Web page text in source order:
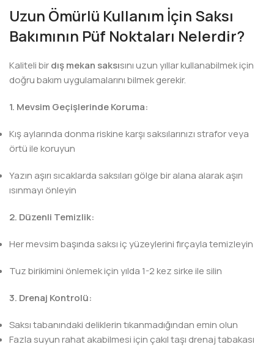
Uzun Ömürlü Kullanım İçin Saksı
Bakımının Püf Noktaları Nelerdir?
Kaliteli birdış mekan saksısını uzun yıllar kullanabilmek için
doğru bakım uygulamalarını bilmek gerekir.
1. Mevsim Geçişlerinde Koruma:
Kış aylarında donma riskine karşı saksılarınızı strafor veya
örtü ile koruyun
Yazın aşırı sıcaklarda saksıları gölge bir alana alarak aşırı
ısınmayı önleyin
2. Düzenli Temizlik:
Her mevsim başında saksı iç yüzeylerini fırçayla temizleyin
Tuz birikimini önlemek için yılda 1-2 kez sirke ile silin
3. Drenaj Kontrolü:
Saksı tabanındaki deliklerin tıkanmadığından emin olun
Fazla suyun rahat akabilmesi için çakıl taşı drenaj tabakası